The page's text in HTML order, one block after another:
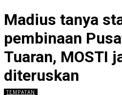
Madius tanya
pembinaan
Tuaran, MOSTI
diteruskan
TEMPATAN